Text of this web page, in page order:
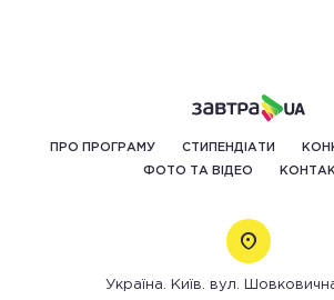
ПРО ПРОГРАМУ СТИПЕНДІАТИ
ФОТО ТА ВІДЕО
Україна. Київ. вул.